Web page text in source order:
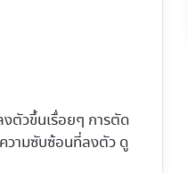
ตัวขึ้นเรื่อยๆ การตัด
วามซับซ้อนที่ลงตัว ดู